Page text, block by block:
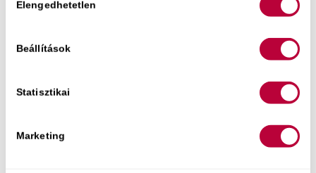
kiválasztása
Elengedhetetlen
Beállítások
Statisztikai
Marketing
felében kérdezhetsz is – szexológusként
helyzetedre.